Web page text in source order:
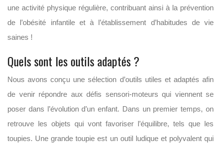
une activité physique régulière, contribuant ainsi à la prévention
de l’obésité infantile et à l’établissement d’habitudes de vie
saines !
Quels sont les outils adaptés ?
Nous avons conçu une sélection d’outils utiles et adaptés afin
de venir répondre aux défis sensori-moteurs qui viennent se
poser dans l’évolution d’un enfant. Dans un premier temps, on
retrouve les objets qui vont favoriser l’équilibre, tels que les
toupies. Une grande toupie est un outil ludique et polyvalent qui